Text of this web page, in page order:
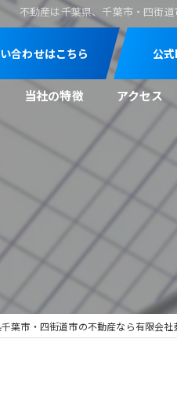
不動産は千葉県、千葉市・四街
合わせはこちら 公式
当社の特徴
空き家
アクセス
葉市・四街道市の不動産なら有限会社